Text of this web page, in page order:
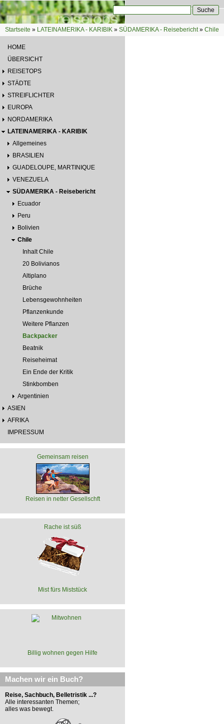
Direkt zum Inhalt
Suchformular
Sie sind hier
Startseite » LATEINAMERIKA - KARIBIK » SÜDAMERIKA - Reisebericht» Chile
HOME
ÜBERSICHT
REISETOPS
STÄDTE
STREIFLICHTER
EUROPA
NORDAMERIKA
LATEINAMERIKA - KARIBIK
Allgemeines
BRASILIEN
GUADELOUPE, MARTINIQUE
VENEZUELA
SÜDAMERIKA - Reisebericht
Ecuador
Peru
Bolivien
Chile
Inhalt Chile
20 Bolivianos
Altiplano
Brüche
Lebensgewohnheiten
Pflanzenkunde
Weitere Pflanzen
Backpacker
Beatnik
Reiseheimat
Ein Ende der Kritik
Stinkbomben
Argentinien
ASIEN
AFRIKA
IMPRESSUM
Gemeinsam reisen
Reisen in netter Gesellschft
Rache ist süß
Mist fürs Miststück
Billig wohnen gegen Hilfe
Machen wir ein Buch?
Reise, Sachbuch, Belletristik ...?
Alle interessanten Themen;
alles was bewegt.